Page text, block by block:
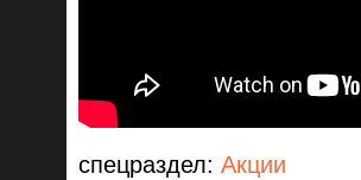
спецраздел: Акции